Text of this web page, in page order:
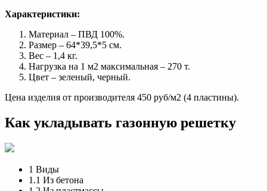
Характеристики:
Материал – ПВД 100%.
Размер – 64*39,5*5 см.
Вес – 1,4 кг.
Нагрузка на 1 м2 максимальная – 270 т.
Цвет – зеленый, черный.
Цена изделия от производителя 450 руб/м2 (4 пластины).
Как укладывать газонную решетку
1 Виды
1.1 Из бетона